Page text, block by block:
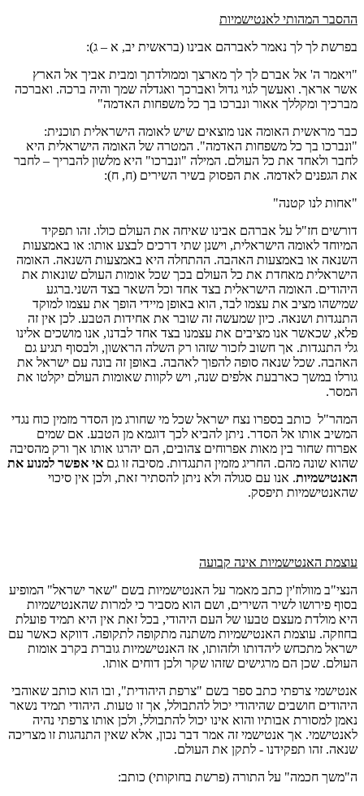
ההסבר המהותי לאנטישמיות
בפרשת לך לך נאמר לאברהם אבינו (בראשית יב, א – ג):
"ויאמר ה' אל אברם לך לך מארצך וממולדתך ומבית אביך אל הארץ
אשר אראך. ואעשך לגוי גדול ואברכך ואגדלה שמך והיה ברכה. ואברכה
מברכיך ומקללך אאור ונברכו בך כל משפחות האדמה"
כבר מראשית האומה אנו מוצאים שיש לאומה הישראלית תוכנית:
"ונברכו בך כל משפחות האדמה". המטרה של האומה הישראלית היא
לחבר ולאחד את כל העולם. המילה "ונברכו" היא מלשון להבריך – לחבר
את הגפנים לאדמה. את הפסוק בשיר השירים (ח, ח):
"אחות לנו קטנה"
דורשים חז"ל על אברהם אבינו שאיחה את העולם כולו. זהו תפקיד
המיוחד לאומה הישראלית, וישנן שתי דרכים לבצע אותו: או באמצעות
השנאה או באמצעות האהבה. ההתחלה היא באמצעות השנאה. האומה
הישראלית מאחדת את כל העולם בכך שכל אומות העולם שונאות את
היהודים. האומה הישראלית בצד אחד וכל השאר בצד השני.ברגע
שמישהו מציב את עצמו לבד, הוא באופן מיידי הופך את עצמו למוקד
התנגדות ושנאה. כיון שמעשה זה שובר את אחידות הטבע. לכן אין זה
פלא, שכאשר אנו מציבים את עצמנו בצד אחד לבדנו, אנו מושכים אלינו
גלי התנגדות. אך חשוב לזכור שזהו רק השלה הראשון, ולבסוף תגיע גם
האהבה. שכל שנאה סופה להפוך לאהבה. באופן זה בונה עם ישראל את
גורלו במשך כארבעת אלפים שנה, ויש לקוות שאומות העולם יקלטו את
המסר.
המהר"ל כותב בספרו נצח ישראל שכל מי שחורג מן הסדר מזמין כוח נגדי
המשיב אותו אל הסדר. ניתן להביא לכך דוגמא מן הטבע. אם שמים
אפרוח שחור בין מאות אפרוחים צהובים, הם יהרגו אותו אך ורק מהסיבה
שהוא שונה מהם. החריג מזמין התנגדות. מסיבה זו גם אי אפשר למנוע את
האנטישמיות. אנו עם סגולה ולא ניתן להסתיר זאת, ולכן אין סיכוי
שהאנטישמיות תיפסק.
עוצמת האנטישמיות אינה קבועה
הנצי"ב מוולוז'ין כתב מאמר על האנטישמיות בשם "שאר ישראל" המופיע
בסוף פירושו לשיר השירים, ושם הוא מסביר כי למרות שהאנטישמיות
היא מולדת מעצם טבעו של העם היהודי, בכל זאת אין היא תמיד פועלת
בחוזקה. עוצמת האנטישמיות משתנה מתקופה לתקופה. דווקא כאשר עם
ישראל מתכחש ליהדותו ולזהותו, אז האנטישמיות גוברת בקרב אומות
העולם. שכן הם מרגישים שזהו שקר ולכן דוחים אותו.
אנטישמי צרפתי כתב ספר בשם "צרפת היהודית", ובו הוא כותב שאוהבי
היהודים חושבים שהיהודי יכול להתבולל, אך זו טעות. היהודי תמיד נשאר
נאמן למסורת אבותיו והוא אינו יכול להתבולל, ולכן אותו צרפתי נהיה
לאנטישמי. אך אנטישמי זה אמר דבר נכון, אלא שאין התנהגות זו מצריכה
שנאה. זהו תפקידנו - לתקן את העולם.
ה"משך חכמה" על התורה (פרשת בחוקותי) כותב: